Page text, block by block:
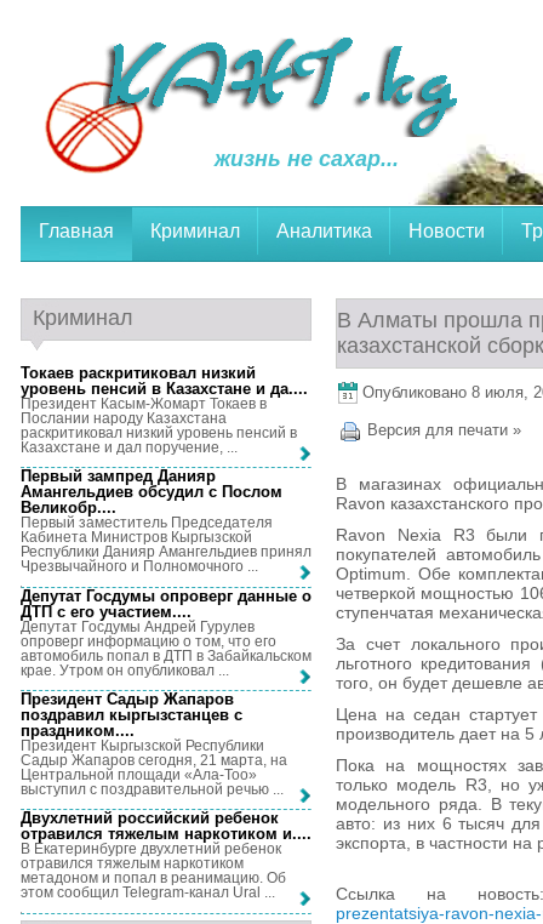
жизнь не сахар...
Главная Криминал Аналитика Новости
В Алматы прошла
казахстанской
Опубликовано 8 июля,
Версия для печати »
В магазинах
Ravon казахстанского
Ravon Nexia R3 были
покупателей
Optimum. Обе
четверкой мощностью
ступенчатая
За счет локального
льготного
того, он будет дешевле
Цена на седан
производитель дает на
Пока на мощностях
только модель R3, но
модельного ряда. В
авто: из них 6 тысяч
экспорта, в частности на
Ссылка на
prezentatsiya-ravon-
Криминал
Токаев раскритиковал низкий
уровень пенсий в Казахстане и да....
Президент Касым-Жомарт Токаев в
Послании народу Казахстана
раскритиковал низкий уровень пенсий в
Казахстане и дал поручение, ...
Первый зампред Данияр
Амангельдиев обсудил с Послом
Великобр....
Первый заместитель Председателя
Кабинета Министров Кыргызской
Республики Данияр Амангельдиев принял
Чрезвычайного и Полномочного ...
Депутат Госдумы опроверг данные о
ДТП с его участием....
Депутат Госдумы Андрей Гурулев
опроверг информацию о том, что его
автомобиль попал в ДТП в Забайкальском
крае. Утром он опубликовал ...
Президент Садыр Жапаров
поздравил кыргызстанцев с
праздником....
Президент Кыргызской Республики
Садыр Жапаров сегодня, 21 марта, на
Центральной площади «Ала-Тоо»
выступил с поздравительной речью ...
Двухлетний российский ребенок
отравился тяжелым наркотиком и....
В Екатеринбурге двухлетний ребенок
отравился тяжелым наркотиком
метадоном и попал в реанимацию. Об
этом сообщил Telegram-канал Ural ...